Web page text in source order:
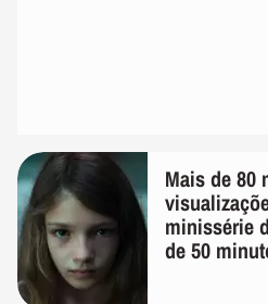
Mais de 80
minissérie
de 50